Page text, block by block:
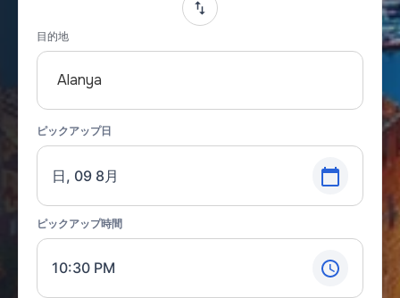
目的地
Alanya
ピックアップ日
日, 09 8月
ピックアップ時間
10:30 PM